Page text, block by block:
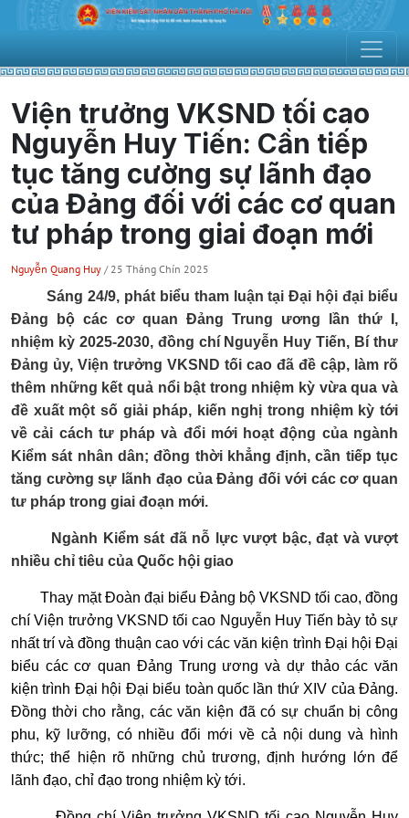
Viện trưởng VKSND tối cao
Nguyễn Huy Tiến: Cần tiếp
tục tăng cường sự lãnh đạo
của Đảng đối với các cơ quan
tư pháp trong giai đoạn mới
Nguyễn Quang Huy / 25 Tháng Chín 2025
Sáng 24/9, phát biểu tham luận tại Đại hội đại biểu
Đảng bộ các cơ quan Đảng Trung ương lần thứ I,
nhiệm kỳ 2025-2030, đồng chí Nguyễn Huy Tiến, Bí thư
Đảng ủy, Viện trưởng VKSND tối cao đã đề cập, làm rõ
thêm những kết quả nổi bật trong nhiệm kỳ vừa qua và
đề xuất một số giải pháp, kiến nghị trong nhiệm kỳ tới
về cải cách tư pháp và đổi mới hoạt động của ngành
Kiểm sát nhân dân; đồng thời khẳng định, cần tiếp tục
tăng cường sự lãnh đạo của Đảng đối với các cơ quan
tư pháp trong giai đoạn mới.
Ngành Kiểm sát đã nỗ lực vượt bậc, đạt và vượt
nhiều chỉ tiêu của Quốc hội giao
Thay mặt Đoàn đại biểu Đảng bộ VKSND tối cao, đồng
chí Viện trưởng VKSND tối cao Nguyễn Huy Tiến bày tỏ sự
nhất trí và đồng thuận cao với các văn kiện trình Đại hội Đại
biểu các cơ quan Đảng Trung ương và dự thảo các văn
kiện trình Đại hội Đại biểu toàn quốc lần thứ XIV của Đảng.
Đồng thời cho rằng, các văn kiện đã có sự chuẩn bị công
phu, kỹ lưỡng, có nhiều đổi mới về cả nội dung và hình
thức; thể hiện rõ những chủ trương, định hướng lớn để
lãnh đạo, chỉ đạo trong nhiệm kỳ tới.